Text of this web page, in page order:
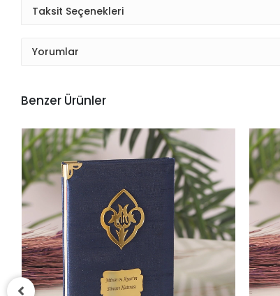
Taksit Seçenekleri
Yorumlar
Benzer Ürünler